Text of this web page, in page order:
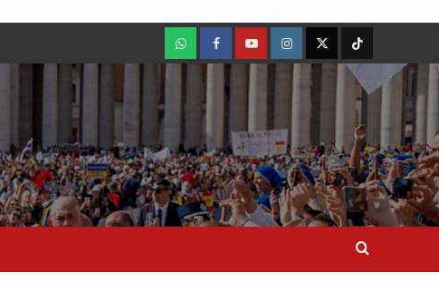
WhatsAppFacebookYoutubeInstagram
X TikTok